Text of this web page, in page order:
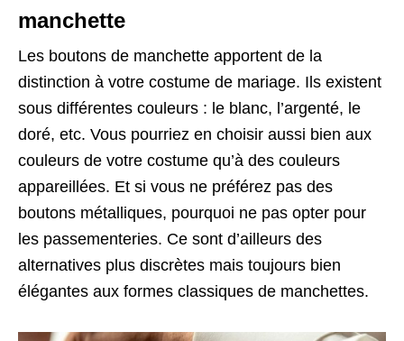
manchette
Les boutons de manchette apportent de la
distinction à votre costume de mariage. Ils existent
sous différentes couleurs : le blanc, l’argenté, le
doré, etc. Vous pourriez en choisir aussi bien aux
couleurs de votre costume qu’à des couleurs
appareillées. Et si vous ne préférez pas des
boutons métalliques, pourquoi ne pas opter pour
les passementeries. Ce sont d’ailleurs des
alternatives plus discrètes mais toujours bien
élégantes aux formes classiques de manchettes.